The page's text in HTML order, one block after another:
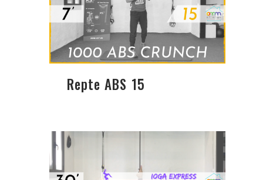
Repte ABS 15